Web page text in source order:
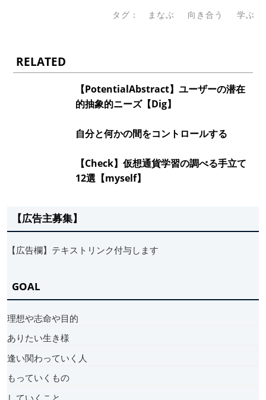
タグ： まなぶ 向き合う 学ぶ
RELATED
【PotentialAbstract】ユーザーの潜在
的抽象的ニーズ【Dig】
自分と何かの間をコントロールする
【Check】仮想通貨学習の調べる手立て
12選【myself】
【広告主募集】
【広告欄】テキストリンク付与します
GOAL
理想や志命や目的
ありたい生き様
逢い関わっていく人
もっていくもの
していくこと